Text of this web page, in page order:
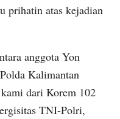
prihatin atas kejadian
anggota Yon
Kalimantan
dari Korem 102
TNI-Polri,